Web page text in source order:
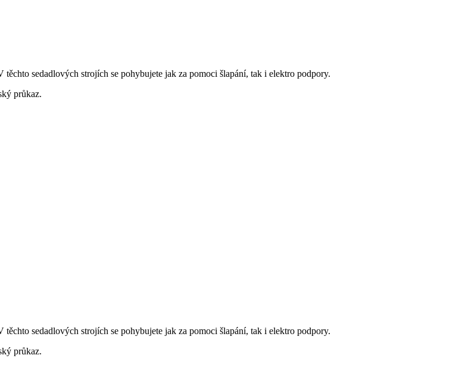
sedadlových strojích se pohybujete jak za pomoci šlapání, tak i elektro podpory.
průkaz.
sedadlových strojích se pohybujete jak za pomoci šlapání, tak i elektro podpory.
průkaz.